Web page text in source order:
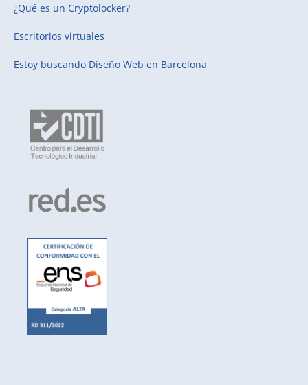
¿Qué es un Cryptolocker?
Escritorios virtuales
Estoy buscando Diseño Web en Barcelona